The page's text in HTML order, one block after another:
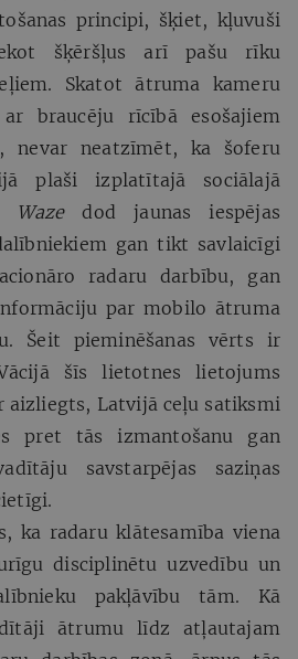
principi, šķiet, kļuvuši
šķēršļus arī pašu rīku
Skatot ātruma kameru
braucēju rīcībā esošajiem
nevar neatzīmēt, ka šoferu
plaši izplatītajā sociālajā
Wazedod jaunas iespējas
gan tikt savlaicīgi
radaru darbību, gan
par mobilo ātruma
Šeit pieminēšanas vērts ir
šīs lietotnes lietojums
Latvijā ceļu satiksmi
pret tās izmantošanu gan
savstarpējas saziņas
ka radaru klātesamība viena
disciplinētu uzvedību un
pakļāvību tām. Kā
ātrumu līdz atļautajam